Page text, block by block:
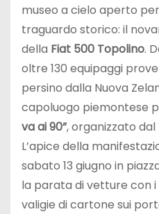
museo a cielo aperto
traguardo storico: il
della Fiat 500 Topolino.
oltre 130 equipaggi
persino dalla Nuova
capoluogo piemontese
va ai 90”, organizzato
L’apice della
sabato 13 giugno in
la parata di vetture con
valigie di cartone sui